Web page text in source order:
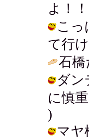
よ！
こっ
て行
石
ダン
に慎
)
マヤ